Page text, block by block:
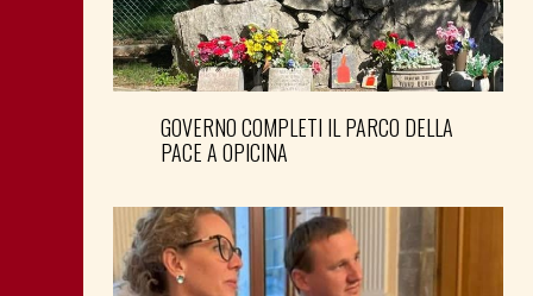
GOVERNO COMPLETI IL PARCO DELLA
PACE A OPICINA